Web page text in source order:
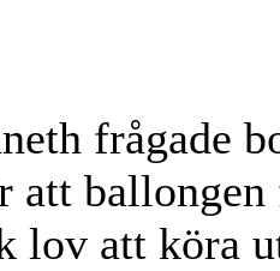
frågade
att
lov att köra